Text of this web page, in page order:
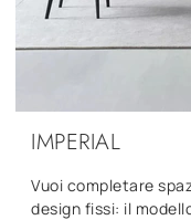
IMPERIAL
Vuoi completare
design fissi: il